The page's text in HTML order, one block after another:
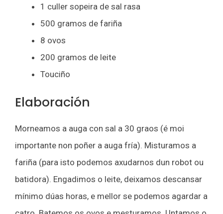
1 culler sopeira de sal rasa
500 gramos de fariña
8 ovos
200 gramos de leite
Touciño
Elaboración
Morneamos a auga con sal a 30 graos (é moi
importante non poñer a auga fría). Misturamos a
fariña (para isto podemos axudarnos dun robot ou
batidora). Engadimos o leite, deixamos descansar
mínimo dúas horas, e mellor se podemos agardar a